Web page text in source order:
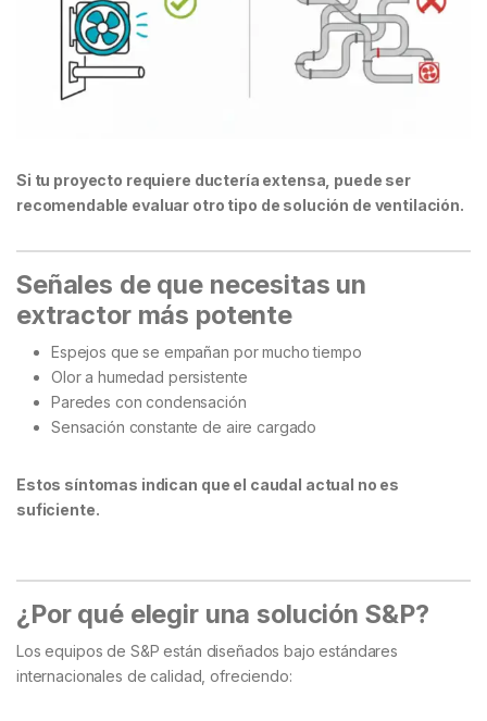
Si tu proyecto requiere ductería extensa, puede ser
recomendable evaluar otro tipo de solución de ventilación.
Señales de que necesitas un
extractor más potente
Espejos que se empañan por mucho tiempo
Olor a humedad persistente
Paredes con condensación
Sensación constante de aire cargado
Estos síntomas indican que el caudal actual no es
suficiente.
¿Por qué elegir una solución S&P?
Los equipos de S&P están diseñados bajo estándares
internacionales de calidad, ofreciendo: